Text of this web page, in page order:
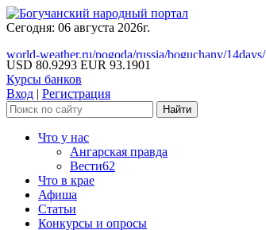
Сегодня: 06 августа 2026г.
world-weather.ru/pogoda/russia/boguchany/14days/
USD 80.9293 EUR 93.1901
Курсы банков
Вход | Регистрация
Что у нас
Ангарская правда
Вести62
Что в крае
Афиша
Статьи
Конкурсы и опросы